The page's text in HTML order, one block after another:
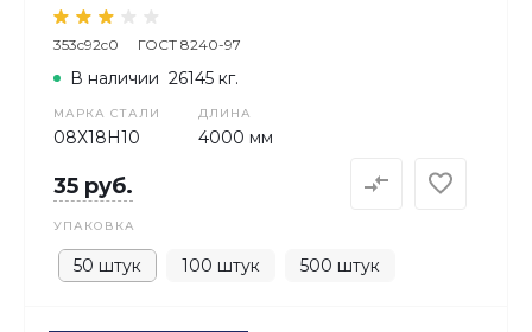
353c92c0 ГОСТ 8240-97
МАРКА СТАЛИ
08Х18H10
ДЛИНА
4000 мм
В наличии 26145 кг.
35 руб.
УПАКОВКА
50 штук 100 штук 500 штук